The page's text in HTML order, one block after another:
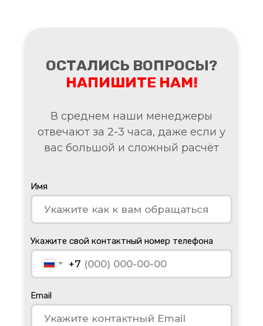
В среднем наши менеджеры
отвечают за 2-3 часа, даже если у
вас большой и сложный расчёт
ОСТАЛИСЬ ВОПРОСЫ?
НАПИШИТЕ НАМ!
Имя
Укажите свой контактный номер телефона
+7
Email